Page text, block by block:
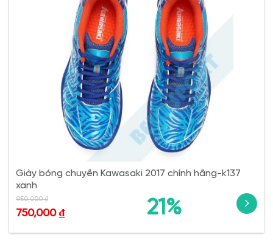
Giày bóng chuyền Kawasaki 2017 chính hãng-k137
xanh
21%
950,000₫
750,000 ₫